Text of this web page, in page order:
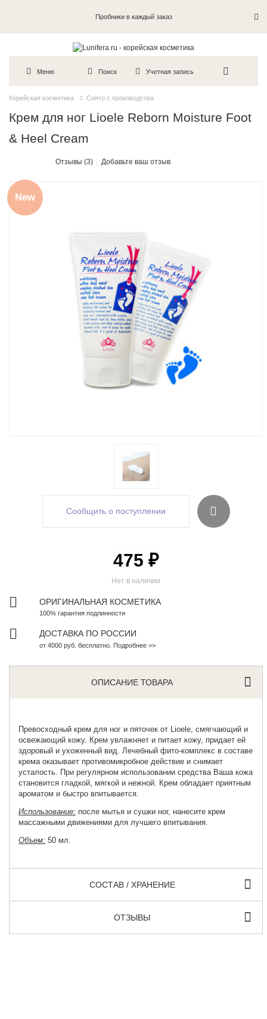
Пробники в каждый заказ
Меню Поиск Учетная запись
Корейская косметика Снято с производства
Крем для ног Lioele Reborn Moisture Foot
& Heel Cream
Отзывы (3) Добавьте ваш отзыв
New
Сообщить о поступлении
Нет в наличии
475 ₽
ОРИГИНАЛЬНАЯ КОСМЕТИКА
100% гарантия подлинности
ДОСТАВКА ПО РОССИИ
от 4000 руб. бесплатно. Подробнее >>
ОПИСАНИЕ ТОВАРА
Превосходный крем для ног и пяточек от Lioele , смягчающий и
освежающий кожу. Крем увлажняет и питает кожу, придает ей
здоровый и ухоженный вид. Лечебный фито-комплекс в составе
крема оказывает противомикробное действие и снимает
усталость. При регулярном использовании средства Ваша кожа
становится гладкой, мягкой и нежной. Крем обладает приятным
ароматом и быстро впитывается.
Использование: после мытья и сушки ног, нанесите крем
массажными движениями для лучшего впитывания.
Объем: 50 мл.
СОСТАВ / ХРАНЕНИЕ
ОТЗЫВЫ